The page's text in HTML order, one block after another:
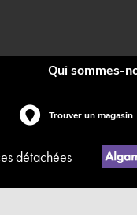
Qui sommes-
Trouver un magasin
détachées